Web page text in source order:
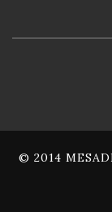
© 2014